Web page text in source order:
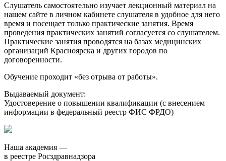
Слушатель самостоятельно изучает лекционный материал на
нашем сайте в личном кабинете слушателя в удобное для него
время и посещает только практические занятия. Время
проведения практических занятий согласуется со слушателем.
Практические занятия проводятся на базах медицинских
организаций Красноярска и других городов по
договоренности.
Обучение проходит «без отрыва от работы».
Выдаваемый документ:
Удостоверение о повышении квалификации (с внесением
информации в федеральный реестр ФИС ФРДО)
Наша академия —
в реестре Росздравнадзора